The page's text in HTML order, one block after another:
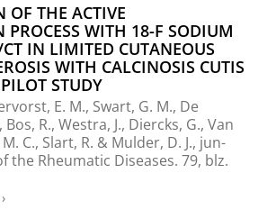
OF THE ACTIVE
PROCESS WITH 18-F SODIUM
IN LIMITED CUTANEOUS
WITH CALCINOSIS CUTIS
STUDY
E. M., Swart, G. M., De
Bos, R., Westra, J., Diercks, G., Van
C., Slart, R. & Mulder, D. J., jun-
the Rheumatic Diseases. 79, blz.
›